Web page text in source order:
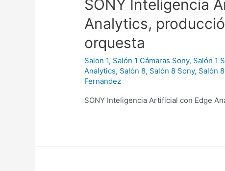
SONY Inteligencia
Analytics,
orquesta
Salon 1, Salón 1 Cámaras Sony, Salón 1
Analytics, Salón 8, Salón 8 Sony, Salón
Fernandez
SONY Inteligencia Artificial con Edge